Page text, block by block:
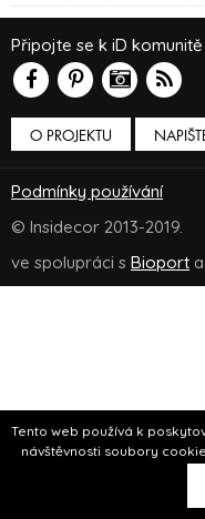
Tento web používá k
návštěvnosti soubory
O PROJEKTU
Připojte se k iD komunitě
Podmínky používání
© Insidecor 2013-2019.
ve spolupráci s Bioport a